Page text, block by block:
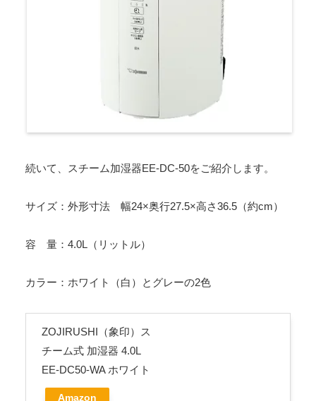
続いて、スチーム加湿器EE-DC-50をご紹介します。
サイズ：外形寸法 幅24×奥行27.5×高さ36.5（約cm）
容 量：4.0L（リットル）
カラー：ホワイト（白）とグレーの2色
ZOJIRUSHI（象印）ス
チーム式 加湿器 4.0L
EE-DC50-WA ホワイト
Amazon